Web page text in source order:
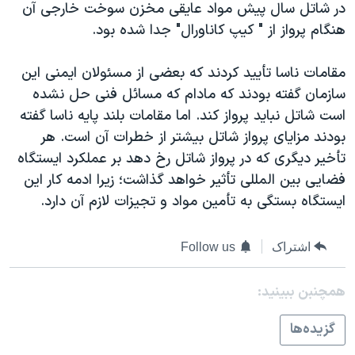
فرهنگ و زندگی
حقوق شهروندی
اقتصادی
علم و فناوری
اسرائیل در جنگ
گالری عکس
آرشیو پخش زنده
مستندها
انتخابات ریاست جمهوری آمریکا ۲۰۲۴
حمله جمهوری اسلامی به اسرائیل
رمز مهسا
ورزش زنان در ایران
اعتراضات زن، زندگی، آزادی
مجموعه مستندهای دادخواهی
دادگاه حمید نوری
چهل سال گروگان‌گیری
قانون شفافیت دارائی کادر رهبری ایران
اعتراضات مردمی آبان ۹۸
دنبال کنید
زبانهای مختلف
در شاتل سال پيش مواد عايقی مخزن سوخت خارجی آن
هنگام پرواز از " کيپ کاناورال" جدا شده بود.
مقامات ناسا تأييد کردند که بعضی از مسئولان ايمنی اين
سازمان گفته بودند که مادام که مسائل فنی حل نشده
است شاتل نبايد پرواز کند. اما مقامات بلند پايه ناسا گفته
بودند مزايای پرواز شاتل بيشتر از خطرات آن است. هر
تأخير ديگری که در پرواز شاتل رخ دهد بر عملکرد ايستگاه
فضايی بين المللی تأثير خواهد گذاشت؛ زيرا ادمه کار اين
ايستگاه بستگی به تأمين مواد و تجيزات لازم آن دارد.
اشتراک Follow us
همچنبن ببینید:
گزيده‌ها